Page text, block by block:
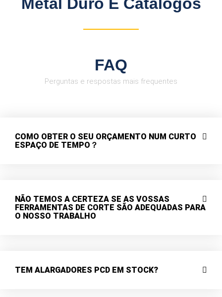
FAQ
Perguntas e respostas mais frequentes
COMO OBTER O SEU ORÇAMENTO NUM CURTO
ESPAÇO DE TEMPO？
NÃO TEMOS A CERTEZA SE AS VOSSAS
FERRAMENTAS DE CORTE SÃO ADEQUADAS PARA
O NOSSO TRABALHO
TEM ALARGADORES PCD EM STOCK?